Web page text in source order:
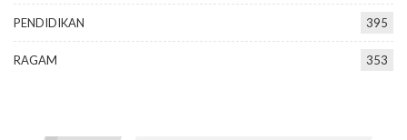
PENDIDIKAN 395
RAGAM 353